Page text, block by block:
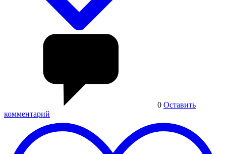
0 Оставить
комментарий